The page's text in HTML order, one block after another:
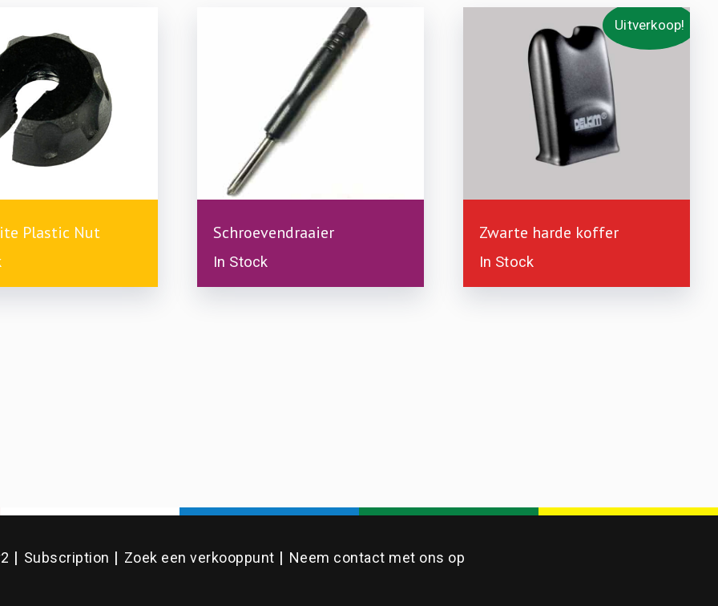
Plastic Nut Schroevendraaier
In Stock
Uitverkoop!
Zwarte harde koffer
In Stock
Subscription Zoek een verkooppunt Neem contact met ons op